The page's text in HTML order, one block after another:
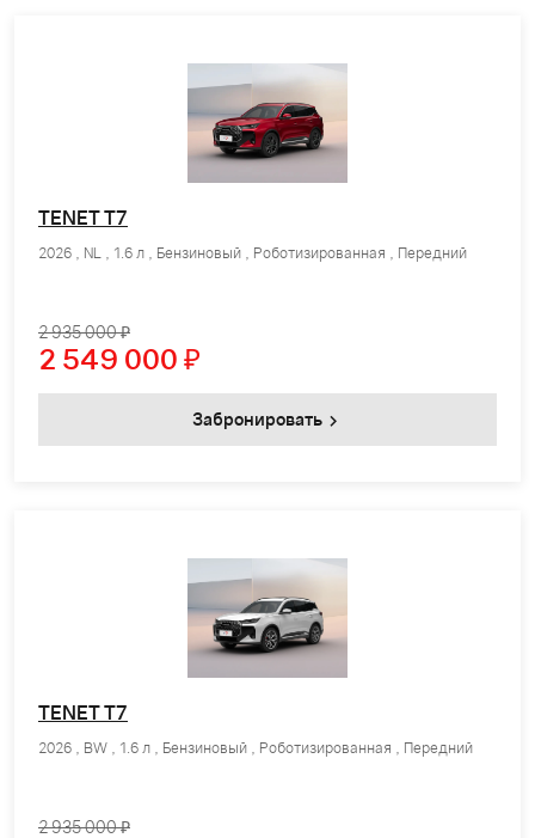
TENET T7
2026 , NL , 1.6 л , Бензиновый , Роботизированная , Передний
2 935 000 ₽
2 549 000 ₽
Забронировать
TENET T7
2026 , BW , 1.6 л , Бензиновый , Роботизированная , Передний
2 935 000 ₽